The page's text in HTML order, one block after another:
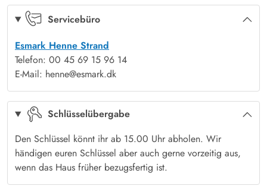
könnt ihr jederzeit eure Handtücher auffrischen.
Wärmepumpe, Solarpaneele sowie Erdwärme ausgestattet.
Entspannung und Spaß im Wellnessbereich
Ein absolutes Highlight des Ferienhauses ist der großzügige
Wellnessbereich, der das Gefühl eines persönlichen Spa-
Erlebnisses vermittelt. Der Swimmingpool bietet die perfekte
Gelegenheit, sich von den Aktivitäten des Tages zu erfrischen
oder einfach nur eine entspannende Runde zu schwimmen.
Nach einem langen Tag voller Abenteuer sind auch die Sauna
und Whirlpool ideal, um sich in wohltuender Wärme zu
Servicebüro
Esmark Henne Strand
Telefon: 00 45 69 15 96 14
E-Mail: henne@esmark.dk
Schlüsselübergabe
Den Schlüssel könnt ihr ab 15.00 Uhr abholen. Wir
händigen euren Schlüssel aber auch gerne vorzeitig aus,
wenn das Haus früher bezugsfertig ist.